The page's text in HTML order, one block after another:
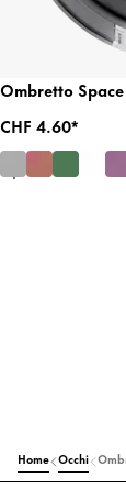
Ombretto
CHF 4.60*
Home Occhi